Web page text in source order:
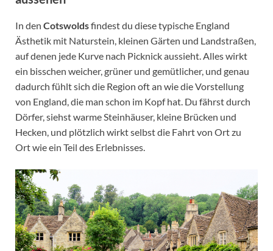
In den Cotswoldsfindest du diese typische England
Ästhetik mit Naturstein, kleinen Gärten und Landstraßen,
auf denen jede Kurve nach Picknick aussieht. Alles wirkt
ein bisschen weicher, grüner und gemütlicher, und genau
dadurch fühlt sich die Region oft an wie die Vorstellung
von England, die man schon im Kopf hat. Du fährst durch
Dörfer, siehst warme Steinhäuser, kleine Brücken und
Hecken, und plötzlich wirkt selbst die Fahrt von Ort zu
Ort wie ein Teil des Erlebnisses.